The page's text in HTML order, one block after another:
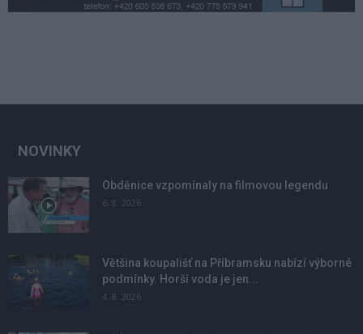
NOVINKY
Obděnice vzpomínaly na filmovou legendu
6. 8. 2026
Většina koupališť na Příbramsku nabízí výborné
podmínky. Horší voda je jen...
4. 8. 2026